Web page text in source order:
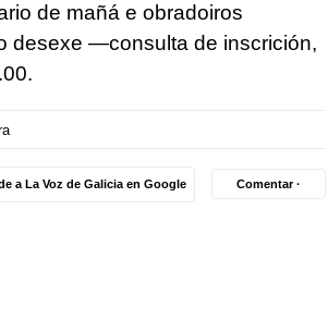
de mañá e obradoiros
desexe —consulta de inscrición,
a La Voz de Galicia en Google Comentar ·